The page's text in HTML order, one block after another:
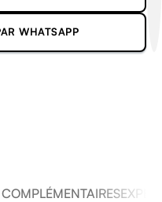
WHATSAPP